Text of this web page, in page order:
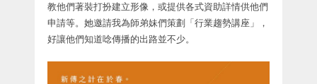
教他們著裝打扮建立形像，或提供各式資助詳情供他們
申請等。她邀請我為師弟妹們策劃「行業趨勢講座」，
好讓他們知道唸傳播的出路並不少。